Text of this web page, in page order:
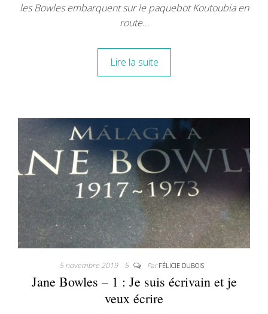
les Bowles embarquent sur le paquebot Koutoubia en
route…
Lire la suite
5 novembre 2019 5 ParFÉLICIE DUBOIS
Jane Bowles – 1 : Je suis écrivain et je
veux écrire